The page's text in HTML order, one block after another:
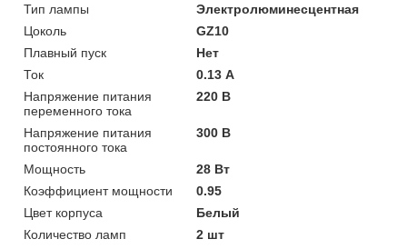
Тип лампы
Электролюминесцентная
Цоколь
GZ10
Плавный пуск
Нет
Ток
0.13 А
Напряжение питания
переменного тока
220 В
Напряжение питания
постоянного тока
300 В
Мощность
28 Вт
Коэффициент мощности
0.95
Цвет корпуса
Белый
Количество ламп
2 шт